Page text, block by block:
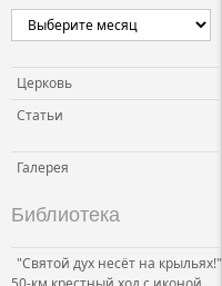
Церковь
Статьи
Галерея
Библиотека
"Святой дух несёт на крыльях!"